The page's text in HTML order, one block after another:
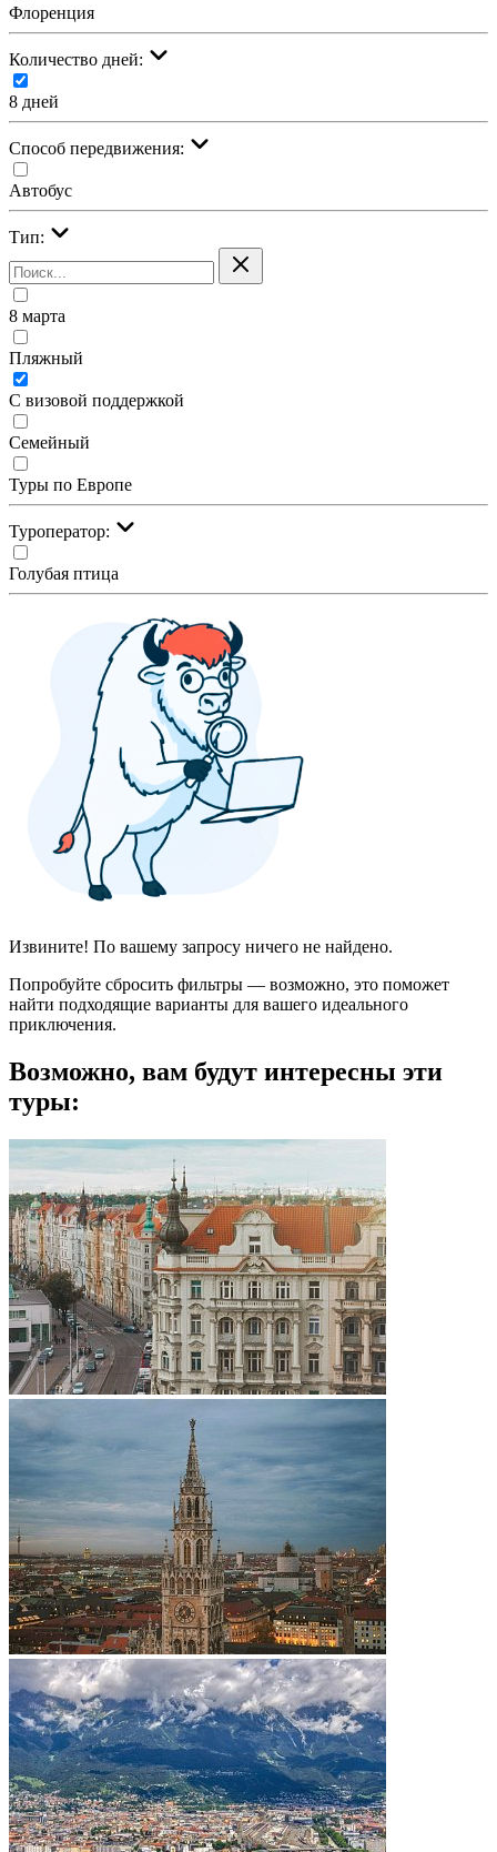
Флоренция
Количество дней:
8 дней
Cпособ передвижения:
Автобус
Тип:
8 марта
Пляжный
С визовой поддержкой
Семейный
Туры по Европе
Туроператор:
Голубая птица
Извините! По вашему запросу ничего не найдено.
Попробуйте сбросить фильтры — возможно, это поможет
найти подходящие варианты для вашего идеального
приключения.
Возможно, вам будут интересны эти
туры: